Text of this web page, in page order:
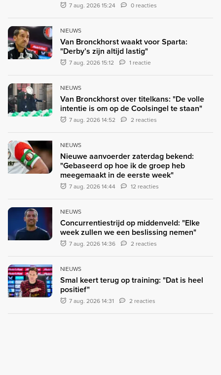
7 aug. 2026 15:24 0 reacties
NIEUWS
Van Bronckhorst waakt voor Sparta:
"Derby’s zijn altijd lastig"
7 aug. 2026 15:12 1 reactie
NIEUWS
Van Bronckhorst over titelkans: "De volle
intentie is om op de Coolsingel te staan"
7 aug. 2026 14:52 2 reacties
NIEUWS
Nieuwe aanvoerder zaterdag bekend:
"Gebaseerd op hoe ik de groep heb
meegemaakt in de eerste week"
7 aug. 2026 14:44 12 reacties
NIEUWS
Concurrentiestrijd op middenveld: "Elke
week zullen we een beslissing nemen"
7 aug. 2026 14:36 2 reacties
NIEUWS
Smal keert terug op training: "Dat is heel
positief"
7 aug. 2026 14:31 2 reacties